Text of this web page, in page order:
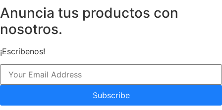
Anuncia tus productos con
nosotros.
¡Escríbenos!
Subscribe